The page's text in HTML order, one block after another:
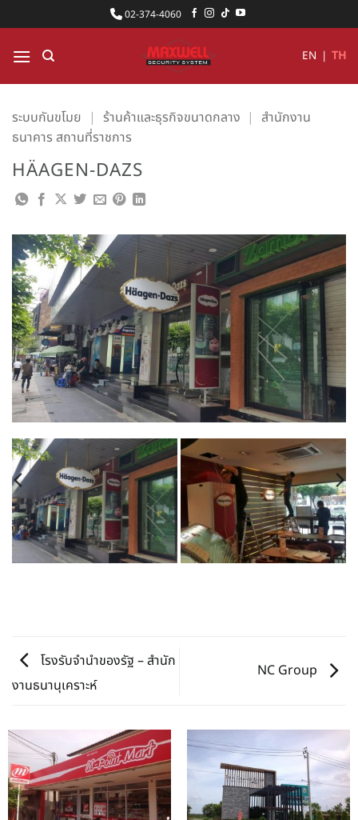
ไป
ยัง
เนื้อหา
02-374-4060
EN | TH
ระบบกันขโมย | ร้านค้าและธุรกิจขนาดกลาง | สำนักงาน
ธนาคาร สถานที่ราชการ
HÄAGEN-DAZS
โรงรับจำนำของรัฐ – สำนัก
งานธนานุเคราะห์
NC Group